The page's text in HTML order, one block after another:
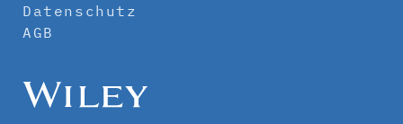
Datenschutz
AGB